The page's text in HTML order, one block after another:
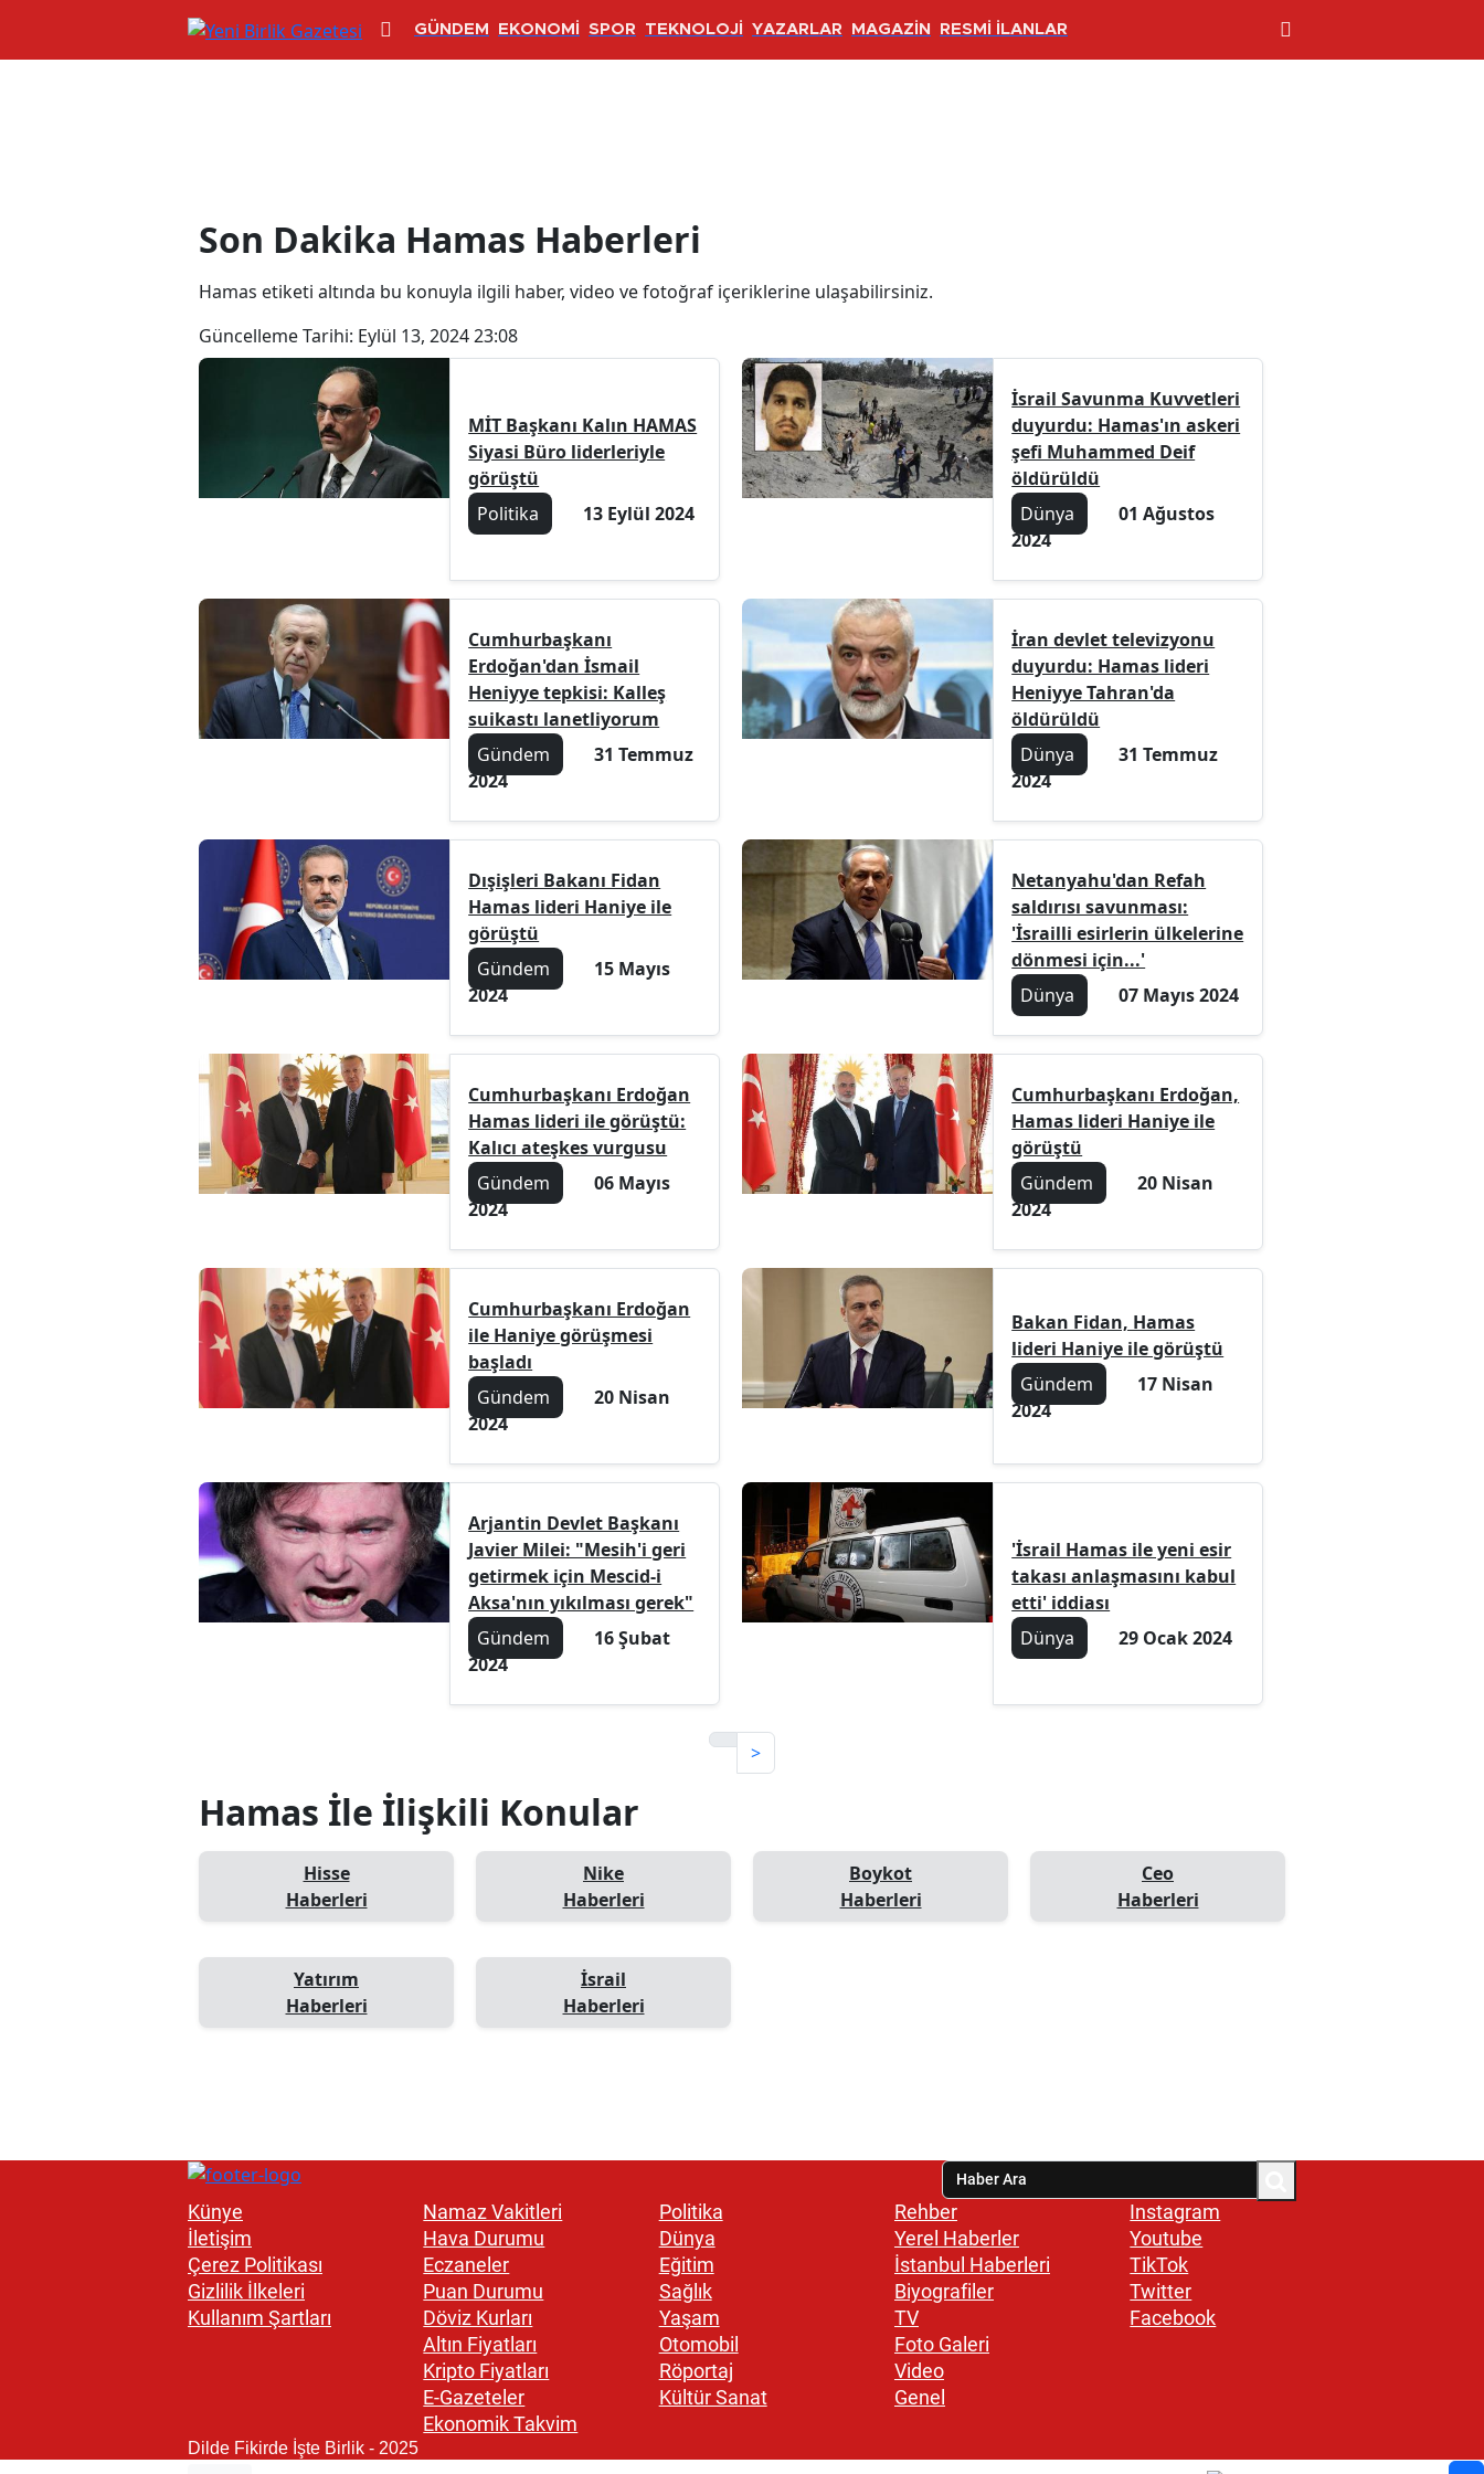
GÜNDEM EKONOMİ SPOR TEKNOLOJİ YAZARLAR MAGAZİN RESMİ İLANLAR
Son Dakika Hamas Haberleri
Hamas etiketi altında bu konuyla ilgili haber, video ve fotoğraf içeriklerine ulaşabilirsiniz.
Güncelleme Tarihi: Eylül 13, 2024 23:08
MİT Başkanı Kalın HAMAS
Siyasi Büro liderleriyle
görüştü
Politika
13 Eylül 2024
İsrail Savunma Kuvvetleri
duyurdu: Hamas'ın askeri
şefi Muhammed Deif
öldürüldü
Dünya
01 Ağustos
2024
Cumhurbaşkanı
Erdoğan'dan İsmail
Heniyye tepkisi: Kalleş
suikastı lanetliyorum
Gündem
31 Temmuz
2024
İran devlet televizyonu
duyurdu: Hamas lideri
Heniyye Tahran'da
öldürüldü
Dünya
31 Temmuz
2024
Dışişleri Bakanı Fidan
Hamas lideri Haniye ile
görüştü
Gündem
15 Mayıs
2024
Netanyahu'dan Refah
saldırısı savunması:
'İsrailli esirlerin ülkelerine
dönmesi için...'
Dünya
07 Mayıs 2024
Cumhurbaşkanı Erdoğan
Hamas lideri ile görüştü:
Kalıcı ateşkes vurgusu
Gündem
06 Mayıs
2024
Cumhurbaşkanı Erdoğan,
Hamas lideri Haniye ile
görüştü
Gündem
20 Nisan
2024
Cumhurbaşkanı Erdoğan
ile Haniye görüşmesi
başladı
Gündem
20 Nisan
2024
Bakan Fidan, Hamas
lideri Haniye ile görüştü
Gündem
17 Nisan
2024
Arjantin Devlet Başkanı
Javier Milei: "Mesih'i geri
getirmek için Mescid-i
Aksa'nın yıkılması gerek"
Gündem
16 Şubat
2024
'İsrail Hamas ile yeni esir
takası anlaşmasını kabul
etti' iddiası
Dünya
29 Ocak 2024
>
Hamas İle İlişkili Konular
Hisse
Haberleri
Nike
Haberleri
Boykot
Haberleri
Ceo
Haberleri
Yatırım
Haberleri
İsrail
Haberleri
Künye
İletişim
Çerez Politikası
Gizlilik İlkeleri
Kullanım Şartları
Namaz Vakitleri
Hava Durumu
Eczaneler
Puan Durumu
Döviz Kurları
Altın Fiyatları
Kripto Fiyatları
E-Gazeteler
Ekonomik Takvim
Politika
Dünya
Eğitim
Sağlık
Yaşam
Otomobil
Röportaj
Kültür Sanat
Rehber
Yerel Haberler
İstanbul Haberleri
Biyografiler
TV
Foto Galeri
Video
Genel
Instagram
Youtube
TikTok
Twitter
Facebook
Dilde Fikirde İşte Birlik - 2025